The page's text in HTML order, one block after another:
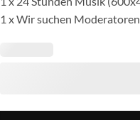
1 x Wir suchen